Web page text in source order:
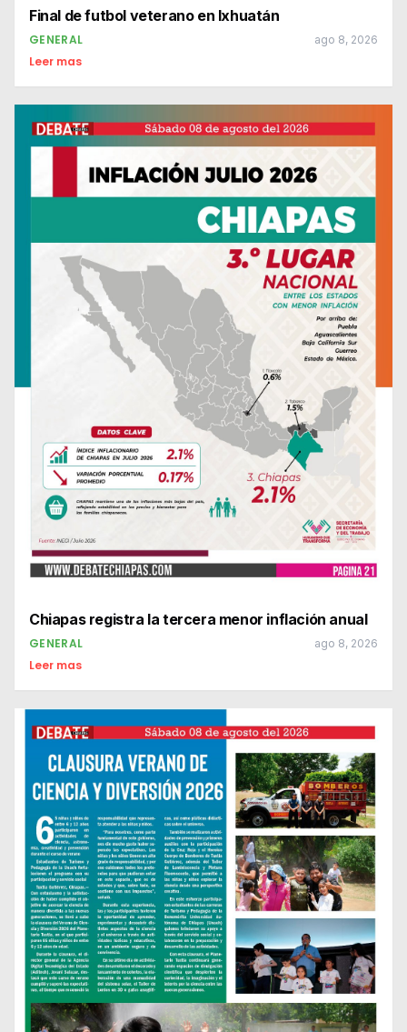
Final de futbol veterano en Ixhuatán
GENERAL ago 8, 2026
Leer mas
Chiapas registra la tercera menor inflación anual
GENERAL ago 8, 2026
Leer mas